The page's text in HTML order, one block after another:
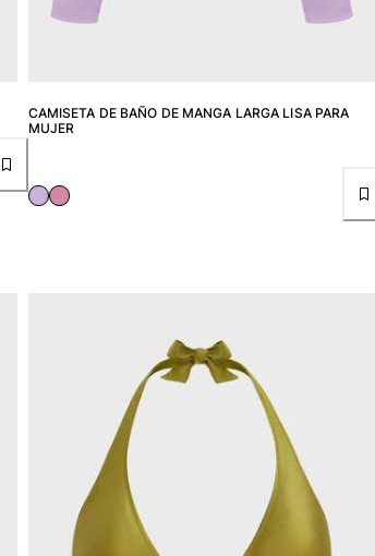
CAMISETA DE BAÑO DE MANGA LARGA LISA PARA
MUJER